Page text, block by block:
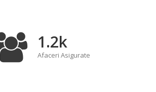
1.2k
Afaceri Asigurate